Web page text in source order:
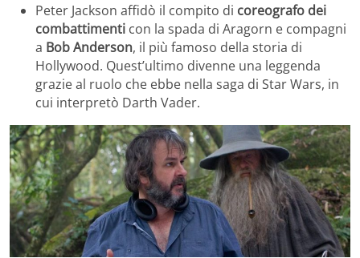
Peter Jackson affidò il compito di coreografo dei
combattimenti con la spada di Aragorn e compagni
a Bob Anderson, il più famoso della storia di
Hollywood. Quest’ultimo divenne una leggenda
grazie al ruolo che ebbe nella saga di Star Wars, in
cui interpretò Darth Vader.